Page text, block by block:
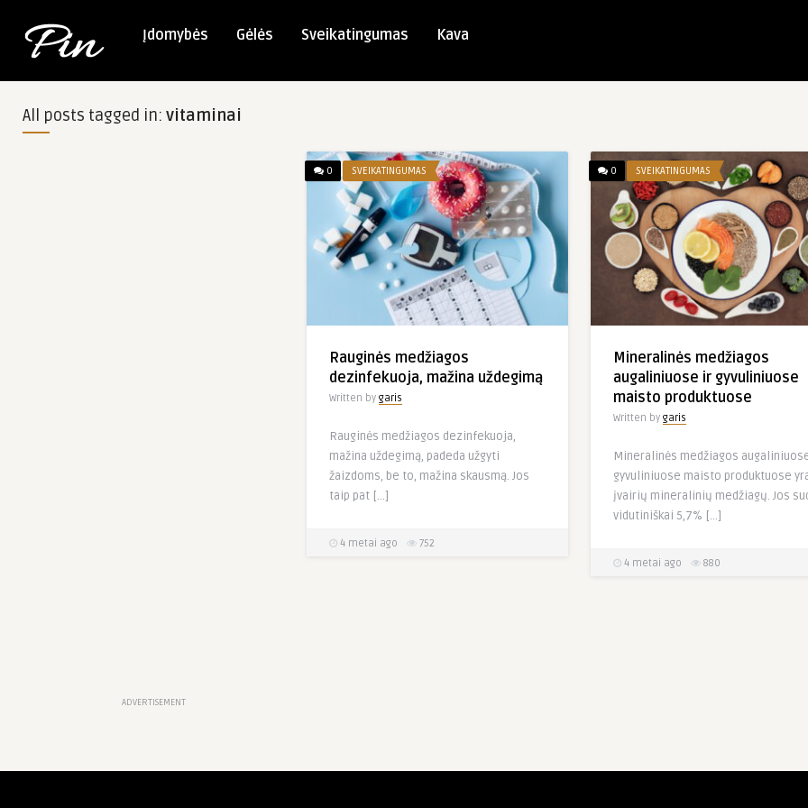
Įdomybės Gėlės Sveikatingumas Kava
All posts tagged in: vitaminai
ADVERTISEMENT
0 SVEIKATINGUMAS
Rauginės medžiagos
dezinfekuoja, mažina uždegimą
Written by garis
Rauginės medžiagos dezinfekuoja,
mažina uždegimą, padeda užgyti
žaizdoms, be to, mažina skausmą. Jos
taip pat […]
4 metai ago 752
0 SVEIKATINGUMAS
Mineralinės medžiagos
augaliniuose ir gyvuliniuose
maisto produktuose
Written by garis
Mineralinės medžiagos
gyvuliniuose maisto produktuose
įvairių mineralinių medžiagų. Jos
vidutiniškai 5,7% […]
4 metai ago 880